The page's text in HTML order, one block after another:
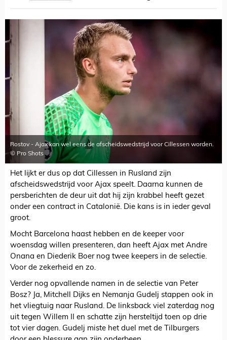
Rostov - Ajax kan wel eens de afscheidswedstrijd voor Cillessen worden.
© Pro Shots
Het lijkt er dus op dat Cillessen in Rusland zijn
afscheidswedstrijd voor Ajax speelt. Daarna kunnen de
persberichten de deur uit dat hij zijn krabbel heeft gezet
onder een contract in Catalonië. Die kans is in ieder geval
groot.
Mocht Barcelona haast hebben en de keeper voor
woensdag willen presenteren, dan heeft Ajax met Andre
Onana en Diederik Boer nog twee keepers in de selectie.
Voor de zekerheid en zo.
Verder nog opvallende namen in de selectie van Peter
Bosz? Ja, Mitchell Dijks en Nemanja Gudelj stappen ook in
het vliegtuig naar Rusland. De linksback viel zaterdag nog
uit tegen Willem II en schatte zijn hersteltijd toen op drie
tot vier dagen. Gudelj miste het duel met de Tilburgers